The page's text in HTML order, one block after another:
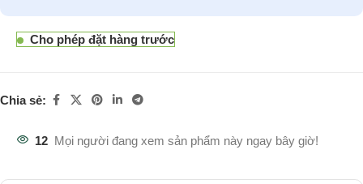
Cho phép đặt hàng trước
Chia sẻ:
12 Mọi người đang xem sản phẩm này ngay bây giờ!